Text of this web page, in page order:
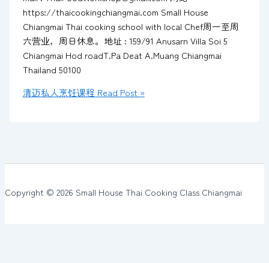
https://thaicookingchiangmai.com Small House
Chiangmai Thai cooking school with local Chef周一至周
六营业，周日休息。地址 : 159/91 Anusarn Villa Soi 5
Chiangmai Hod roadT.Pa Deat A.Muang Chiangmai
Thailand 50100
清迈私人烹饪课程 Read Post »
Copyright © 2026 Small House Thai Cooking Class Chiangmai